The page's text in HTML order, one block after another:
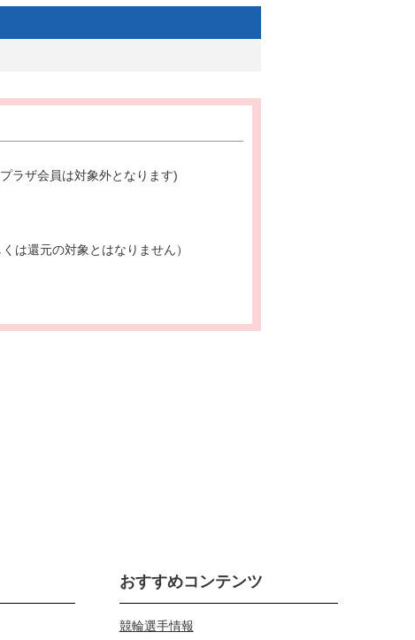
ラザ会員は対象外となります)
は還元の対象とはなりません）
おすすめコンテンツ
競輪選手情報